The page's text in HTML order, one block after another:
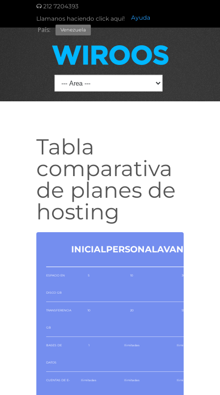
212 7204393
Llamanos haciendo click aquí!
Ayuda
País: Venezuela
Tabla
comparativa
de planes de
hosting
INICIALPERSONALAVANZADO
ESPACIO EN
DISCO GB
5 10 300
TRANSFERENCIA
GB
10 20 550
BASES DE
DATOS
1 Ilimitadas Ilimitadas
CUENTAS DE E- Ilimitadas Ilimitadas Ilimitadas